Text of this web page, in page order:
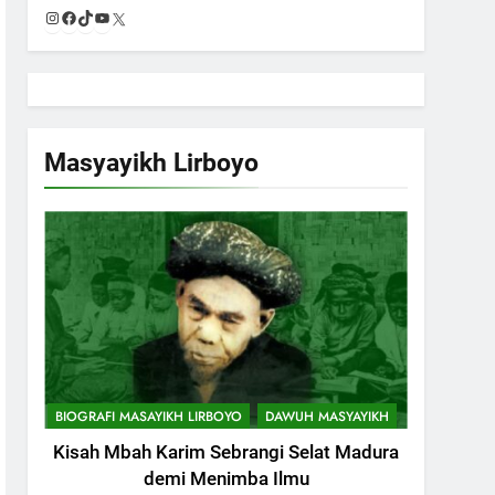
Instagram
Facebook
TikTokYouTube
Masyayikh Lirboyo
BIOGRAFI MASAYIKH LIRBOYO DAWUH MASYAYIKH
Kisah Mbah Karim Sebrangi Selat Madura
demi Menimba Ilmu